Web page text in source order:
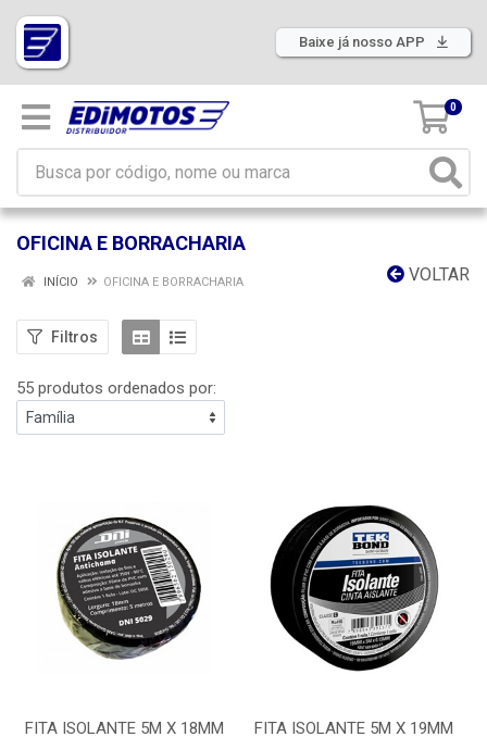
Baixe já nosso APP
0
OFICINA E BORRACHARIA
VOLTAR
INÍCIO OFICINA E BORRACHARIA
Filtros
55 produtos ordenados por:
FITA ISOLANTE 5M X 18MM
FITA ISOLANTE 5M X 19MM